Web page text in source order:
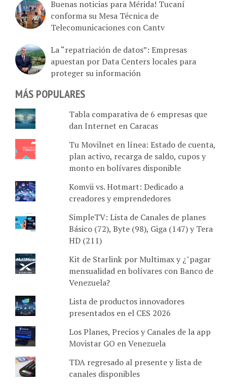
Buenas noticias para Mérida! Tucaní
conforma su Mesa Técnica de
Telecomunicaciones con Cantv
La “repatriación de datos”: Empresas
apuestan por Data Centers locales para
proteger su información
MÁS POPULARES
Tabla comparativa de 6 empresas que
dan Internet en Caracas
Tu Movilnet en línea: Estado de cuenta,
plan activo, recarga de saldo, cupos y
monto en bolívares disponible
Komvii vs. Hotmart: Dedicado a
creadores y emprendedores
SimpleTV: Lista de Canales de planes
Básico (72), Byte (98), Giga (147) y Tera
HD (211)
Kit de Starlink por Multimax y ¿"pagar
mensualidad en bolívares con Banco de
Venezuela?
Lista de productos innovadores
presentados en el CES 2026
Los Planes, Precios y Canales de la app
Movistar GO en Venezuela
TDA regresado al presente y lista de
canales disponibles